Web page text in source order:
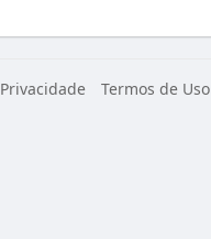
Privacidade Termos de Uso